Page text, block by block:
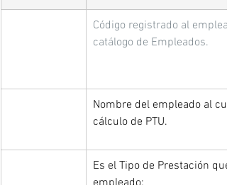
Código registrado al
catálogo de Empleados.
Nombre del empleado al
cálculo de PTU.
Es el Tipo de Prestación